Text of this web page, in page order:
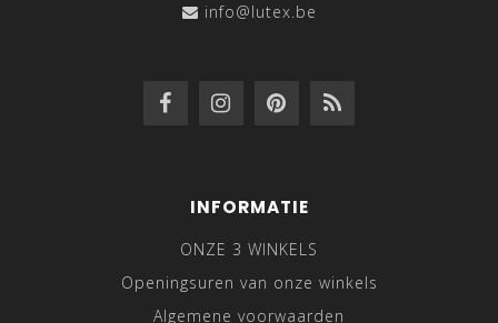
info@lutex.be
INFORMATIE
ONZE 3 WINKELS
Openingsuren van onze winkels
Algemene voorwaarden